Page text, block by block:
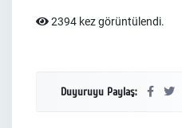
2394 kez görüntülendi.
Duyuruyu Paylaş: